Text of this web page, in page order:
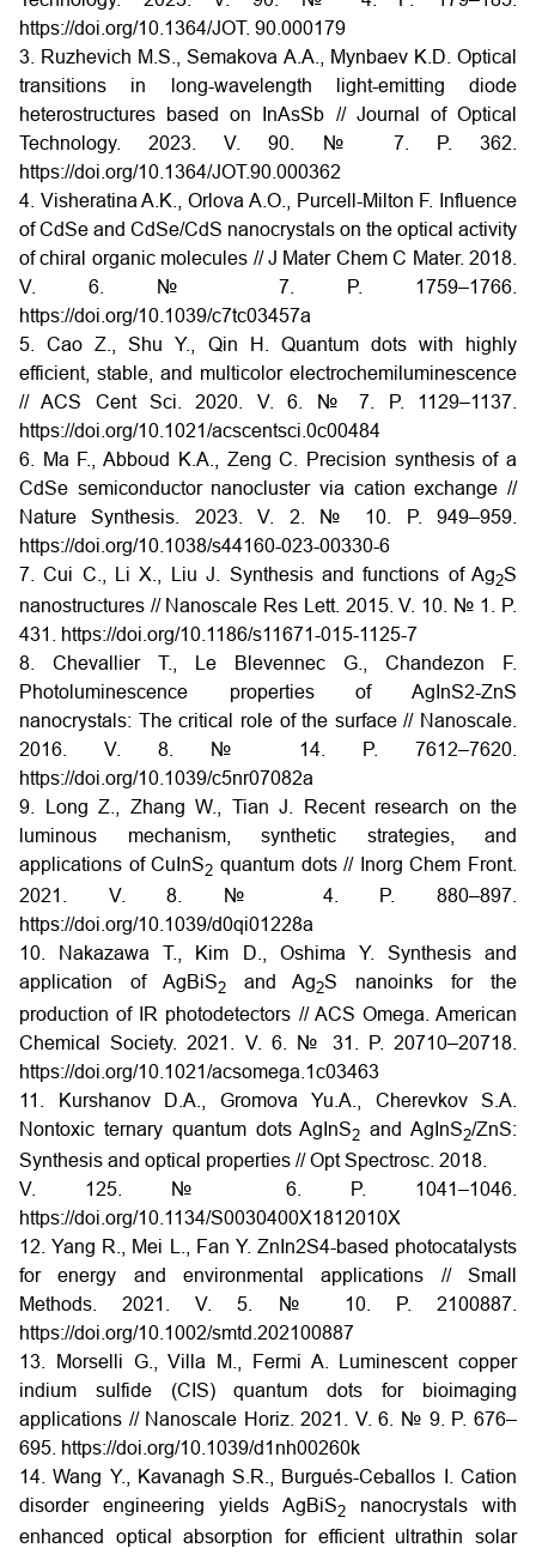
https://doi.org/10.1364/JOT. 90.000179
3. Ruzhevich M.S., Semakova A.A., Mynbaev K.D. Optical
transitions in long-wavelength light-emitting diode
heterostructures based on InAsSb // Journal of Optical
Technology. 2023. V. 90. № 7. P. 362.
https://doi.org/10.1364/JOT.90.000362
4. Visheratina A.K., Orlova A.O., Purcell-Milton F. Influence
of CdSe and CdSe/CdS nanocrystals on the optical activity
of chiral organic molecules // J Mater Chem C Mater. 2018.
V. 6. № 7. P. 1759–1766.
https://doi.org/10.1039/c7tc03457a
5. Cao Z., Shu Y., Qin H. Quantum dots with highly
efficient, stable, and multicolor electrochemiluminescence
// ACS Cent Sci. 2020. V. 6. № 7. P. 1129–1137.
https://doi.org/10.1021/acscentsci.0c00484
6. Ma F., Abboud K.A., Zeng C. Precision synthesis of a
CdSe semiconductor nanocluster via cation exchange //
Nature Synthesis. 2023. V. 2. № 10. P. 949–959.
https://doi.org/10.1038/s44160-023-00330-6
7. Cui C., Li X., Liu J. Synthesis and functions of Ag2S
nanostructures // Nanoscale Res Lett. 2015. V. 10. № 1. P.
431. https://doi.org/10.1186/s11671-015-1125-7
8. Chevallier T., Le Blevennec G., Chandezon F.
Photoluminescence properties of AgInS2-ZnS
nanocrystals: The critical role of the surface // Nanoscale.
2016. V. 8. № 14. P. 7612–7620.
https://doi.org/10.1039/c5nr07082a
9. Long Z., Zhang W., Tian J. Recent research on the
luminous mechanism, synthetic strategies, and
applications of CuInS2 quantum dots // Inorg Chem Front.
2021. V. 8. № 4. P. 880–897.
https://doi.org/10.1039/d0qi01228a
10. Nakazawa T., Kim D., Oshima Y. Synthesis and
application of AgBiS2and Ag2S nanoinks for the
production of IR photodetectors // ACS Omega. American
Chemical Society. 2021. V. 6. № 31. P. 20710–20718.
https://doi.org/10.1021/acsomega.1c03463
11. Kurshanov D.A., Gromova Yu.A., Cherevkov S.A.
Nontoxic ternary quantum dots AgInS2 and AgInS2/ZnS:
Synthesis and optical properties // Opt Spectrosc. 2018.
V. 125. № 6. P. 1041–1046.
https://doi.org/10.1134/S0030400X1812010X
12. Yang R., Mei L., Fan Y. ZnIn2S4-based photocatalysts
for energy and environmental applications // Small
Methods. 2021. V. 5. № 10. P. 2100887.
https://doi.org/10.1002/smtd.202100887
13. Morselli G., Villa M., Fermi A. Luminescent copper
indium sulfide (CIS) quantum dots for bioimaging
applications // Nanoscale Horiz. 2021. V. 6. № 9. P. 676–
695. https://doi.org/10.1039/d1nh00260k
14. Wang Y., Kavanagh S.R., Burgués-Ceballos I. Cation
disorder engineering yields AgBiS2 nanocrystals with
enhanced optical absorption for efficient ultrathin solar